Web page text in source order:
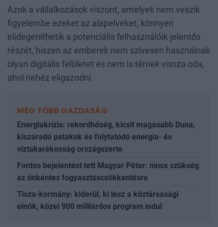
Azok a vállalkozások viszont, amelyek nem veszik
figyelembe ezeket az alapelveket, könnyen
elidegeníthetik a potenciális felhasználóik jelentős
részét, hiszen az emberek nem szívesen használnak
olyan digitális felületet és nem is térnek vissza oda,
ahol nehéz eligazodni.
MÉG TÖBB GAZDASÁG
Energiakrízis: rekordhőség, kicsit magasabb Duna,
kiszáradó patakok és folytatódó energia- és
víztakarékosság országszerte
Fontos bejelentést tett Magyar Péter: nincs szükség
az önkéntes fogyasztáscsökkentésre
Tisza-kormány: kiderül, ki lesz a köztársasági
elnök, közel 900 milliárdos program indul